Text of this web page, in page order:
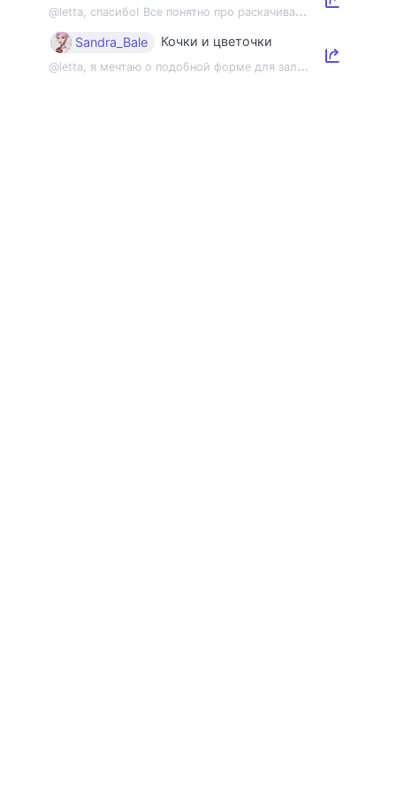
@
letta, спасибо! Все понятно про раскачивание пленэрной мышцы, но напомнить об э...
Sandra_Bale Кочки и цветочки
@
letta, я мечтаю о подобной форме для зала 😂